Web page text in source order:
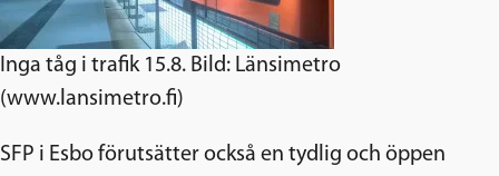
Inga tåg i trafik 15.8. Bild: Länsimetro
(www.lansimetro.fi)
SFP i Esbo förutsätter också en tydlig och öppen